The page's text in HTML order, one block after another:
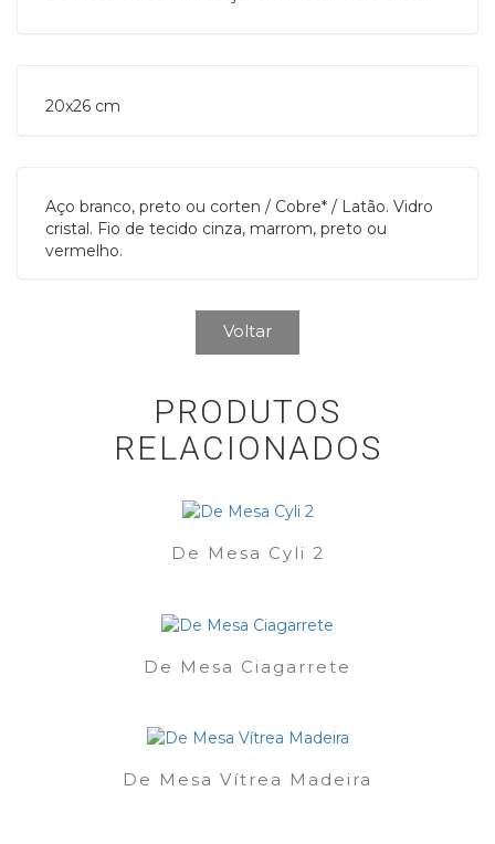
20x26 cm
Aço branco, preto ou corten / Cobre* / Latão. Vidro
cristal. Fio de tecido cinza, marrom, preto ou
vermelho.
Voltar
PRODUTOS
RELACIONADOS
De Mesa Cyli 2
De Mesa Ciagarrete
De Mesa Vítrea Madeira